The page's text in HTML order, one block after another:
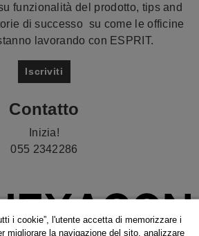
funzionalità del prodotto, tips and
di successo su come le officine
lavorando con ESPRIT.
Iscriviti
Contatto
Inizia!
055 2342286
i cookie”, l'utente accetta di memorizzare i
migliorare la navigazione del sito, analizzare